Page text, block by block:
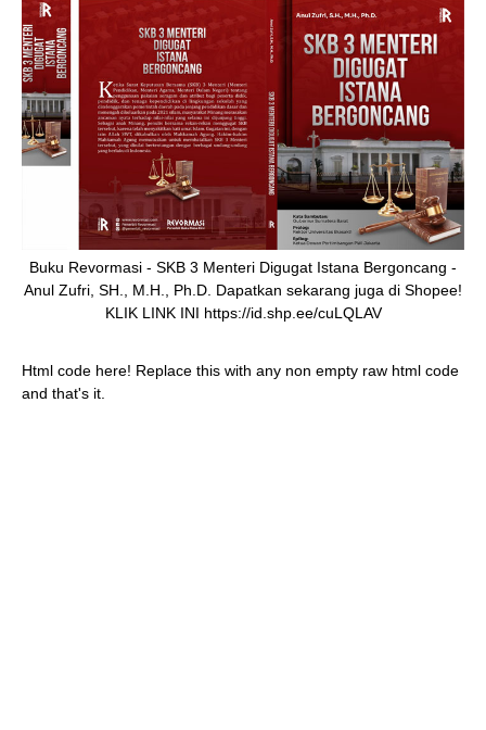
Buku Revormasi - SKB 3 Menteri Digugat Istana Bergoncang -
Anul Zufri, SH., M.H., Ph.D. Dapatkan sekarang juga di Shopee!
KLIK LINK INI https://id.shp.ee/cuLQLAV
Html code here! Replace this with any non empty raw html code
and that's it.